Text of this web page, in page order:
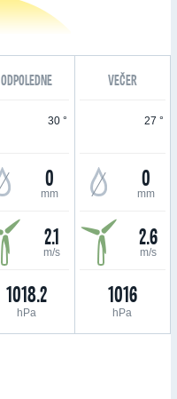
ODPOLEDNE VEČER
30 °
0
mm
2.1
m/s
1018.2
hPa
27 °
0
mm
2.6
m/s
1016
hPa